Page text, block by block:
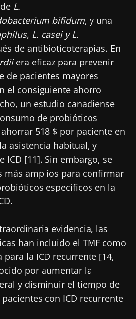
L.
bifidum, y una
L. casei y L.
de antibioticoterapias. En
era eficaz para prevenir
de pacientes mayores
el consiguiente ahorro
un estudio canadiense
de probióticos
518 $ por paciente en
asistencia habitual, y
ICD [11]. Sin embargo, se
más amplios para confirmar
específicos en la
evidencia, las
han incluido el TMF como
la ICD recurrente [14,
por aumentar la
y disminuir el tiempo de
con ICD recurrente